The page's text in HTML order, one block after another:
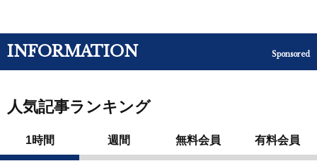
INFORMATION Sponsored
人気記事ランキング
1時間 週間 無料会員 有料会員